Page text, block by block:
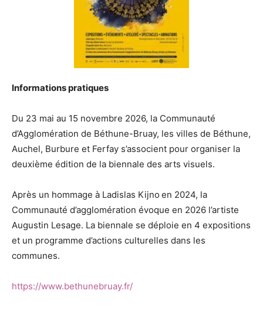
Informations pratiques
Du 23 mai au 15 novembre 2026, la Communauté
d’Agglomération de Béthune-Bruay, les villes de Béthune,
Auchel, Burbure et Ferfay s’associent pour organiser la
deuxième édition de la biennale des arts visuels.
Après un hommage à Ladislas Kijno en 2024, la
Communauté d’agglomération évoque en 2026 l’artiste
Augustin Lesage. La biennale se déploie en 4 expositions
et un programme d’actions culturelles dans les
communes.
https://www.bethunebruay.fr/